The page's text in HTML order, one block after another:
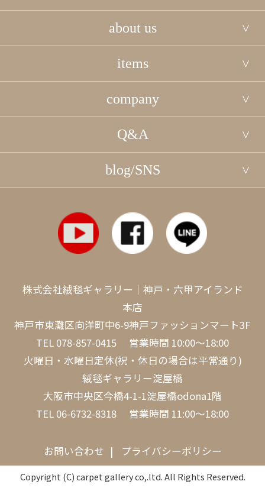
about us
items
company
Q&A
blog/SNS
株式会社絨毯ギャラリー｜神戸・六甲アイランド
本店
神戸市東灘区向洋町中6-9神戸ファッションマート3F
TEL 078-857-0415 営業時間 10:00～18:00
火曜日・水曜日定休(祝・休日の場合は平常通り)
絨毯ギャラリー淀屋橋
大阪市中央区今橋4-1-1淀屋橋odona1階
TEL 06-6732-8318 営業時間 11:00～18:00
お問い合わせ プライバシーポリシー
Copyright (C) carpet gallery co,.ltd. All Rights Reserved.